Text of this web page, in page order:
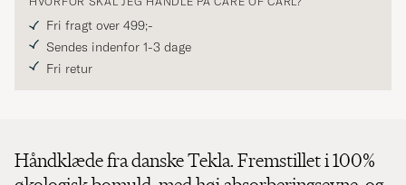
Fri fragt over 499;-
Sendes indenfor 1-3 dage
Fri retur
Håndklæde fra danske Tekla. Fremstillet i 100%